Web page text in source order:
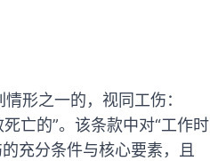
形之一的，视同工伤：
亡的”。该条款中对“工作时
充分条件与核心要素，且